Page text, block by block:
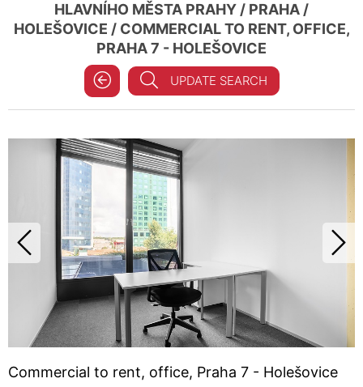
HLAVNÍHO MĚSTA PRAHY / PRAHA /
HOLEŠOVICE / COMMERCIAL TO RENT, OFFICE,
PRAHA 7 - HOLEŠOVICE
UPDATE SEARCH
Commercial to rent, office, Praha 7 - Holešovice